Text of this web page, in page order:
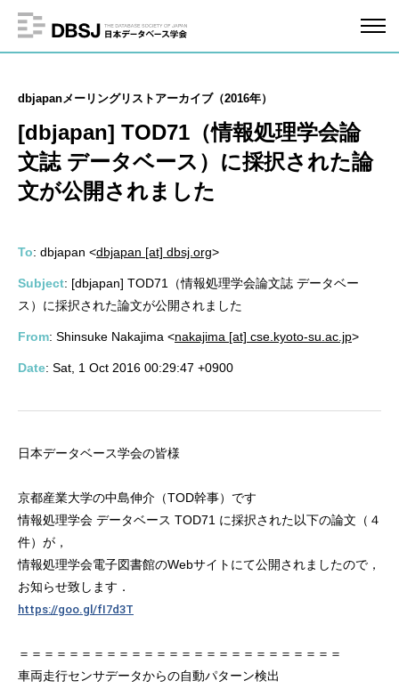
dbjapanメーリングリストアーカイブ（2016年）
[dbjapan] TOD71（情報処理学会論
文誌 データベース）に採択された論
文が公開されました
To: dbjapan <dbjapan [at] dbsj.org>
Subject: [dbjapan] TOD71（情報処理学会論文誌 データベー
ス）に採択された論文が公開されました
From: Shinsuke Nakajima <nakajima [at] cse.kyoto-su.ac.jp>
Date: Sat, 1 Oct 2016 00:29:47 +0900
日本データベース学会の皆様
京都産業大学の中島伸介（TOD幹事）です
情報処理学会 データベース TOD71 に採択された以下の論文（４
件）が，
情報処理学会電子図書館のWebサイトにて公開されましたので，
お知らせ致します．
https://goo.gl/fI7d3T
＝＝＝＝＝＝＝＝＝＝＝＝＝＝＝＝＝＝＝＝＝＝＝＝＝＝
車両走行センサデータからの自動パターン検出